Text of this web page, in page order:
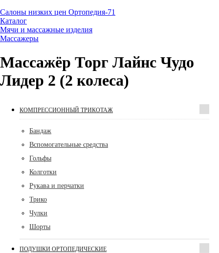
Салоны низких цен Ортопедия-71
Каталог
Мячи и массажные изделия
Массажеры
Массажёр Торг Лайнс Чудо
Лидер 2 (2 колеса)
КОМПРЕССИОННЫЙ ТРИКОТАЖ
Бандаж
Вспомогательные средства
Гольфы
Колготки
Рукава и перчатки
Трико
Чулки
Шорты
ПОДУШКИ ОРТОПЕДИЧЕСКИЕ